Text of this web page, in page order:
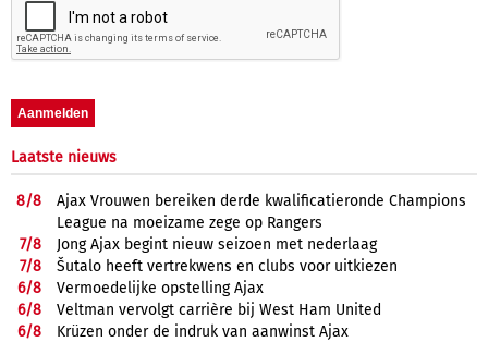
Laatste nieuws
8/8
Ajax Vrouwen bereiken derde kwalificatieronde Champions
League na moeizame zege op Rangers
7/8
Jong Ajax begint nieuw seizoen met nederlaag
7/8
Šutalo heeft vertrekwens en clubs voor uitkiezen
6/8
Vermoedelijke opstelling Ajax
6/8
Veltman vervolgt carrière bij West Ham United
6/8
Krüzen onder de indruk van aanwinst Ajax